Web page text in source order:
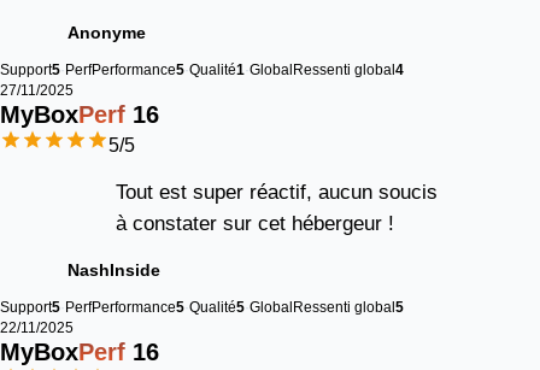
Anonyme
Support5 PerfPerformance5 Qualité1 Global Ressenti global 4
27/11/2025
MyBoxPerf 16
5/5
Tout est super réactif, aucun soucis
à constater sur cet hébergeur !
NashInside
Support5 PerfPerformance5 Qualité5 Global Ressenti global 5
22/11/2025
MyBoxPerf 16